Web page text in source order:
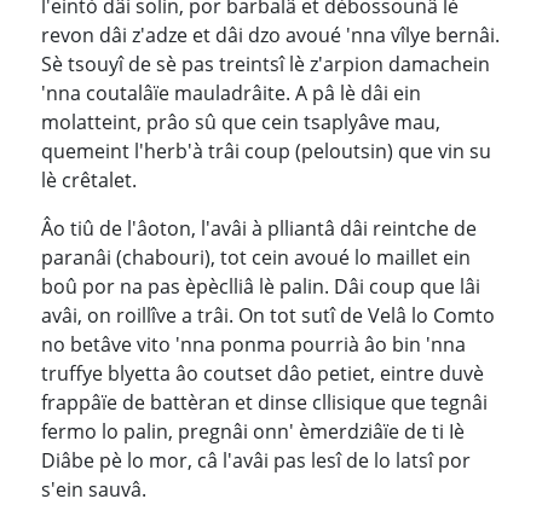
l'eintò dâi solin, por barbalâ et dèbossounâ lè
revon dâi z'adze et dâi dzo avoué 'nna vîlye bernâi.
Sè tsouyî de sè pas treintsî lè z'arpion damachein
'nna coutalâïe mauladrâite. A pâ lè dâi ein
molatteint, prâo sû que cein tsaplyâve mau,
quemeint l'herb'à trâi coup (peloutsin) que vin su
lè crêtalet.
Âo tiû de l'âoton, l'avâi à plliantâ dâi reintche de
paranâi (chabouri), tot cein avoué lo maillet ein
boû por na pas èpèclliâ lè palin. Dâi coup que lâi
avâi, on roillîve a trâi. On tot sutî de Velâ lo Comto
no betâve vito 'nna ponma pourrià âo bin 'nna
truffye blyetta âo coutset dâo petiet, eintre duvè
frappâïe de battèran et dinse cllisique que tegnâi
fermo lo palin, pregnâi onn' èmerdziâïe de ti Iè
Diâbe pè lo mor, câ l'avâi pas lesî de lo latsî por
s'ein sauvâ.